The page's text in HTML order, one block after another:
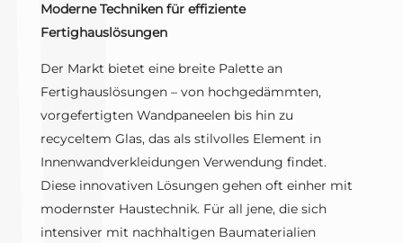
Moderne Techniken für effiziente
Fertighauslösungen
Der Markt bietet eine breite Palette an
Fertighauslösungen – von hochgedämmten,
vorgefertigten Wandpaneelen bis hin zu
recyceltem Glas, das als stilvolles Element in
Innenwandverkleidungen Verwendung findet.
Diese innovativen Lösungen gehen oft einher mit
modernster Haustechnik. Für all jene, die sich
intensiver mit nachhaltigen Baumaterialien